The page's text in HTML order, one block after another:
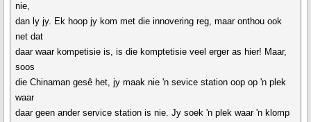
nie,
dan ly jy. Ek hoop jy kom met die innovering reg, maar onthou ook
net dat
daar waar kompetisie is, is die komptetisie veel erger as hier! Maar,
soos
die Chinaman gesê het, jy maak nie 'n sevice station oop op 'n plek
waar
daar geen ander service station is nie. Jy soek 'n plek waar 'n klomp